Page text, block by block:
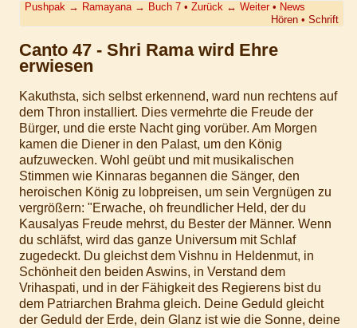
Pushpak → Ramayana → Buch 7 •Zurück ↔ Weiter• News
Hören• Schrift
Canto 47 - Shri Rama wird Ehre
erwiesen
Kakuthsta, sich selbst erkennend, ward nun rechtens auf
dem Thron installiert. Dies vermehrte die Freude der
Bürger, und die erste Nacht ging vorüber. Am Morgen
kamen die Diener in den Palast, um den König
aufzuwecken. Wohl geübt und mit musikalischen
Stimmen wie Kinnaras begannen die Sänger, den
heroischen König zu lobpreisen, um sein Vergnügen zu
vergrößern: "Erwache, oh freundlicher Held, der du
Kausalyas Freude mehrst, du Bester der Männer. Wenn
du schläfst, wird das ganze Universum mit Schlaf
zugedeckt. Du gleichst dem Vishnu in Heldenmut, in
Schönheit den beiden Aswins, in Verstand dem
Vrihaspati, und in der Fähigkeit des Regierens bist du
dem Patriarchen Brahma gleich. Deine Geduld gleicht
der Geduld der Erde, dein Glanz ist wie die Sonne, deine